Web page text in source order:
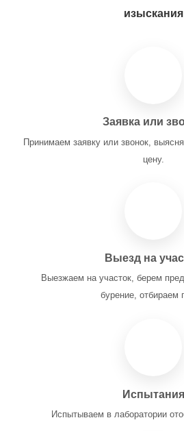
изыскания
Заявка или
Принимаем заявку или звонок,
цену.
Выезд на
Выезжаем на участок, берем
бурение, отбираем
Испытания
Испытываем в лаборатории